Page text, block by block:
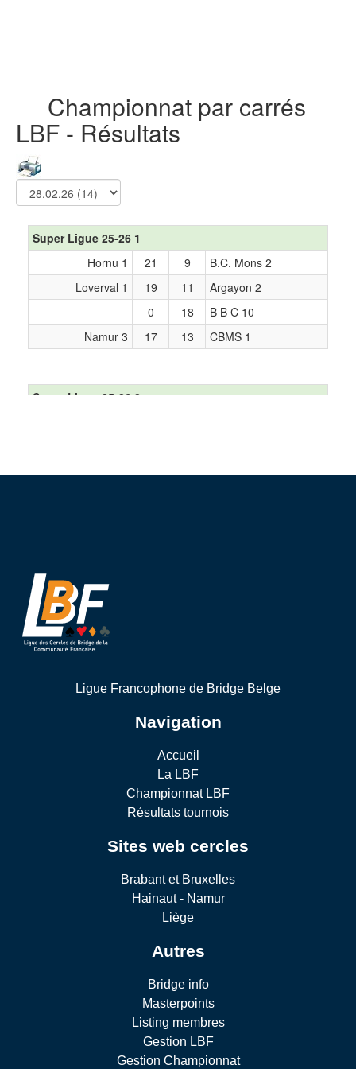
Ligue Francophone de Bridge Belge
Navigation
Accueil
La LBF
Championnat LBF
Résultats tournois
Sites web cercles
Brabant et Bruxelles
Hainaut - Namur
Liège
Autres
Bridge info
Masterpoints
Listing membres
Gestion LBF
Gestion Championnat